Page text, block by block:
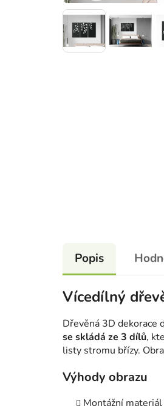
Popis
Vícedílný
Dřevěná 3D dekorace
se skládá ze 3 dílů,
listy stromu břízy.
Výhody obrazu
Montážní materiál